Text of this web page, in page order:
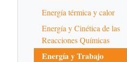
Energía térmica y calor
Energía y Cinética de las
Reacciones Químicas
Energía y Trabajo